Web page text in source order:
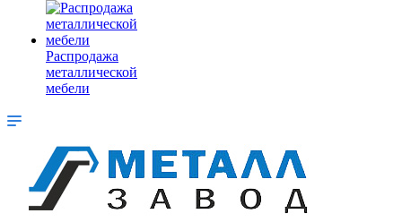
Распродажа
металлической
мебели